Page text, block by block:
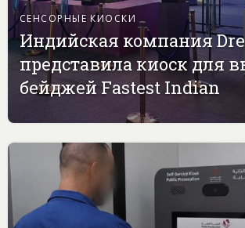
СЕНСОРНЫЕ КИОСКИ
Индийская компания
представила киоск для
бейджей Fastest Indian